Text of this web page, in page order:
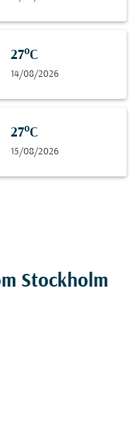
27°C
14/08/2026
27°C
15/08/2026
Stockholm